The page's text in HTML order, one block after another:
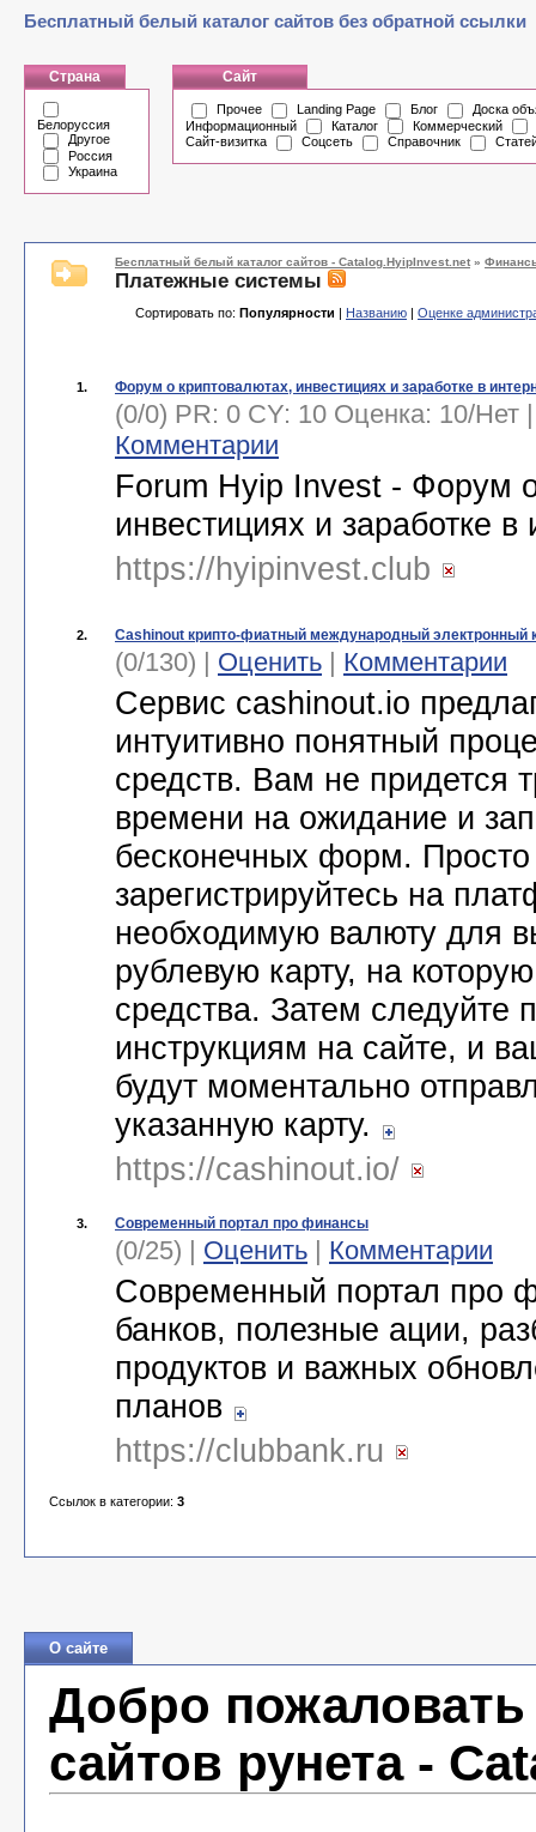
Бесплатный белый каталог сайтов без обратной ссылки
Страна
Белоруссия
Другое
Россия
Украина
Сайт
Прочее Landing Page Блог
Доска
Информационный
Каталог
Коммерческий
Сайт-визитка
Соцсеть Справочник
Бесплатный белый каталог сайтов - Catalog.HyipInvest.net »
Платежные системы
Сортировать по: Популярности | Названию | Оценке
1. Форум о криптовалютах, инвестициях и заработке в
(0/0) PR: 0 CY: 10 Оценка: 10/Нет
Комментарии
Forum Hyip Invest - Форум
инвестициях и заработке
https://hyipinvest.club
2. Cashinout крипто-фиатный международный электронный
(0/130) | Оценить | Комментарии
Сервис cashinout.io
интуитивно понятный
средств. Вам не придется
времени на ожидание и
бесконечных форм. Просто
зарегистрируйтесь на
необходимую валюту для
рублевую карту, на
средства. Затем следуйте
инструкциям на сайте, и
будут моментально
указанную карту.
https://cashinout.io/
3. Современный портал про финансы
(0/25) | Оценить | Комментарии
Современный портал про
банков, полезные ации,
продуктов и важных
планов
https://clubbank.ru
Ссылок в категории: 3
О сайте
Добро
сайтов рунета -